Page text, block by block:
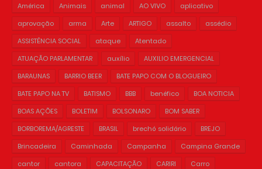
América
Animais animal AO VIVO
aplicativo
aprovação
arma Arte ARTIGO assalto
assédio
ASSISTÊNCIA SOCIAL
ataque
Atentado
ATUAÇÃO PARLAMENTAR
auxílio
AUXILIO EMERGENCIAL
BARAUNAS
BARRIO BEER
BATE PAPO COM O BLOGUEIRO
BATE PAPO NA TV
BATISMO BBB benéfico
BOA NOTICIA
BOAS AÇÕES
BOLETIM BOLSONARO
BOM SABER
BORBOREMA/AGRESTE
BRASIL brechó solidário
BREJO
Brincadeira
Caminhada Campanha
Campina Grande
cantor
cantora CAPACITAÇÃO CARIRI
Carro